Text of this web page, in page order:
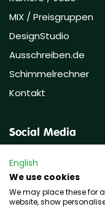
MIX / Preisgruppen
DesignStudio
Ausschreiben.de
Schimmelrechner
Kontakt
Social Media
English
We use cookies
We may place these for
website, show